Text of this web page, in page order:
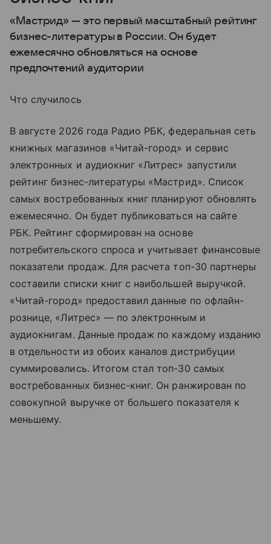
«Мастрид» — это первый масштабный рейтинг
бизнес-литературы в России. Он будет
ежемесячно обновляться на основе
предпочтений аудитории
Что случилось
В августе 2026 года Радио РБК, федеральная сеть
книжных магазинов «Читай-город» и сервис
электронных и аудиокниг «Литрес» запустили
рейтинг бизнес-литературы «Мастрид». Список
самых востребованных книг планируют обновлять
ежемесячно. Он будет публиковаться на сайте
РБК. Рейтинг сформирован на основе
потребительского спроса и учитывает финансовые
показатели продаж. Для расчета топ-30 партнеры
составили списки книг с наибольшей выручкой.
«Читай-город» предоставил данные по офлайн-
рознице, «Литрес» — по электронным и
аудиокнигам. Данные продаж по каждому изданию
в отдельности из обоих каналов дистрибуции
суммировались. Итогом стал топ-30 самых
востребованных бизнес-книг. Он ранжирован по
совокупной выручке от большего показателя к
меньшему.